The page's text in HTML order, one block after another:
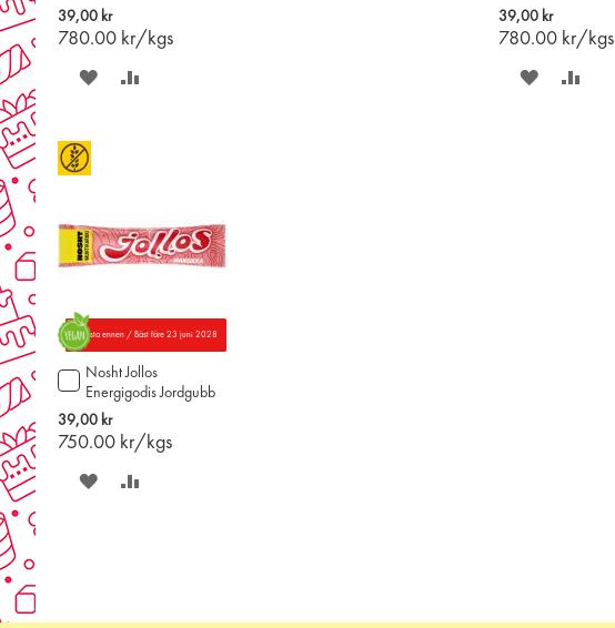
52g (med koffein)
39,00 kr
780.00 kr/kgs
i
varukorgen
SPARA
52g
39,00 kr
780.00 kr/kgs
i
varukorgen
SPARA
Parasta ennen / Bäst före 23 juni 2028
Nosht Jollos
Energigodis Jordgubb
52g
39,00 kr
750.00 kr/kgs
Lägg
till
i
varukorgen
SPARA